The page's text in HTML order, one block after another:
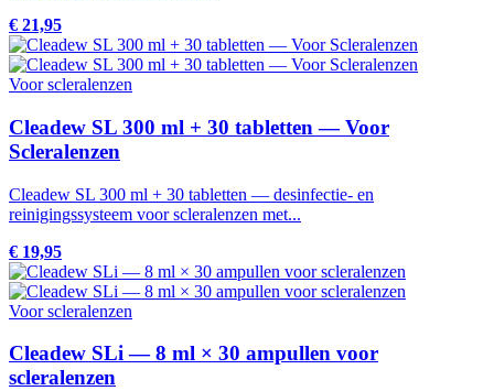
€ 21,95
Voor scleralenzen
Cleadew SL 300 ml + 30 tabletten — Voor
Scleralenzen
Cleadew SL 300 ml + 30 tabletten — desinfectie- en
reinigingssysteem voor scleralenzen met...
€ 19,95
Voor scleralenzen
Cleadew SLi — 8 ml × 30 ampullen voor
scleralenzen